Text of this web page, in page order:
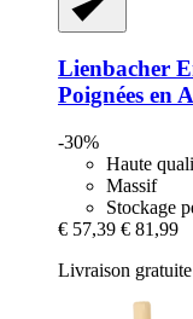
Lienbacher
Poignées en
-30%
Haute
Massif
Stockage
€ 57,39 € 81,99
Livraison